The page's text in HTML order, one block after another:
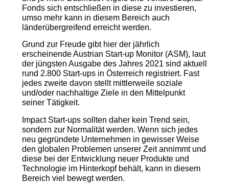
Fonds sich entschließen in diese zu investieren,
umso mehr kann in diesem Bereich auch
länderübergreifend erreicht werden.
Grund zur Freude gibt hier der jährlich
erscheinende Aust­rian Start-up Monitor (ASM), laut
der jüngsten Ausgabe des Jahres 2021 sind aktuell
rund 2.800 Start-ups in Österreich registriert. Fast
jedes zweite davon stellt mittlerweile soziale
und/oder nachhaltige Ziele in den Mittelpunkt
seiner Tätigkeit.
Impact Start-ups sollten daher kein Trend sein,
sondern zur Normalität werden. Wenn sich jedes
neu gegründete Unternehmen in gewisser Weise
den globalen Problemen unserer Zeit annimmt und
diese bei der Entwicklung neuer Produkte und
Technologie im Hinterkopf behält, kann in diesem
Bereich viel bewegt werden.